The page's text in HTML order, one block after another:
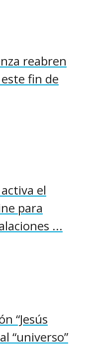
reabren
fin de
el
para
...
“Jesús
“universo”